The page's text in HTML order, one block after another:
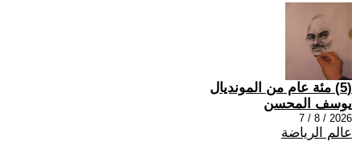
(5) مئة عام من المونديال
يوسف المحسن
2026 / 8 / 7
عالم الرياضة